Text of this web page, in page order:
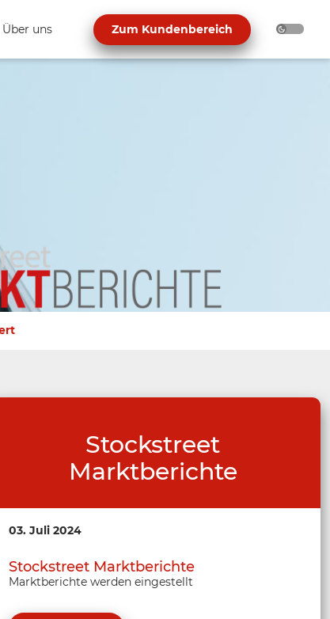
Über uns Zum Kundenbereich
Stockstreet
Marktberichte
03. Juli 2024
Stockstreet Marktberichte
Marktberichte werden eingestellt